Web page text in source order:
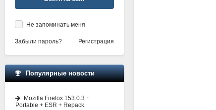
Не запоминать меня
Забыли пароль? Регистрация
Популярные новости
Mozilla Firefox 153.0.3 +
Portable + ESR + Repack